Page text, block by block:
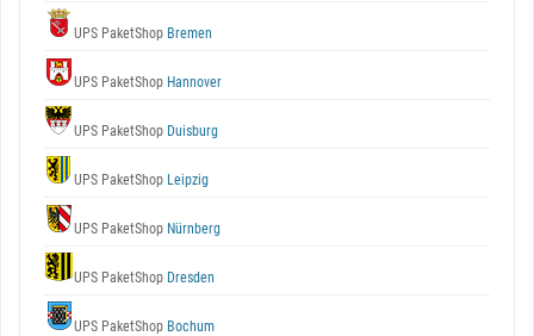
UPS PaketShop Bremen
UPS PaketShop Hannover
UPS PaketShop Duisburg
UPS PaketShop Leipzig
UPS PaketShop Nürnberg
UPS PaketShop Dresden
UPS PaketShop Bochum